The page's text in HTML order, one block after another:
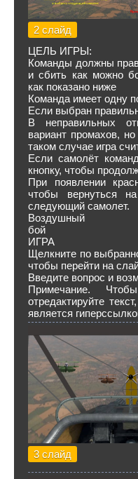
2 слайд
ЦЕЛЬ ИГРЫ:
Команды должны
и сбить как можно
как показано ниже
Команда имеет одну
Если выбран
В неправильных
вариант промахов,
таком случае игра
Если самолёт
кнопку, чтобы
При появлении
чтобы вернуться
следующий самолет.
Воздушный
бой
ИГРА
Щелкните по
чтобы перейти на
Введите вопрос и
Примечание.
отредактируйте
является
3 слайд